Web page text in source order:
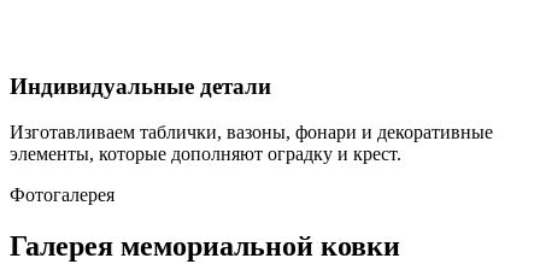
Индивидуальные детали
Изготавливаем таблички, вазоны, фонари и декоративные
элементы, которые дополняют оградку и крест.
Фотогалерея
Галерея мемориальной ковки